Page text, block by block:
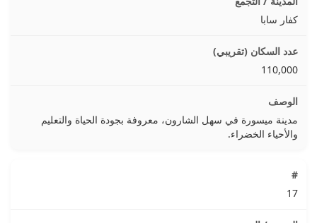
كفار سابا
110,000
مدينة ميسورة في سهل الشارون، معروفة بجودة الحياة والتعليم
والأحياء الخضراء.
17